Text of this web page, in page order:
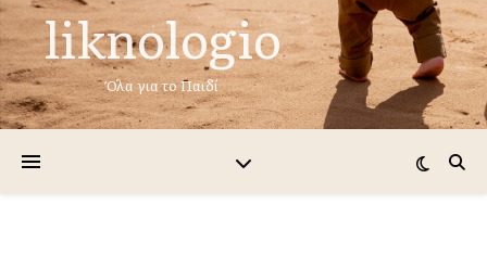
liknologio
Όλα για το Παιδί